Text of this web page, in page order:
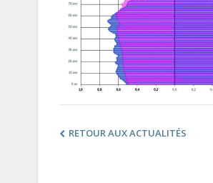
RETOUR AUX ACTUALITÉS